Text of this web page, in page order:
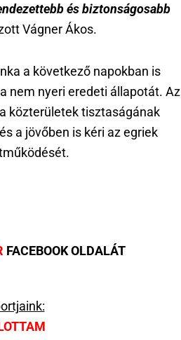
és biztonságosabb
Vágner Ákos.
a következő napokban is
nem nyeri eredeti állapotát. Az
közterületek tisztaságának
a jövőben is kéri az egriek
FACEBOOK OLDALÁT